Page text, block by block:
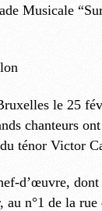
Musicale
le 25
chanteurs
ténor Victor
d’œuvre,
n°1 de la